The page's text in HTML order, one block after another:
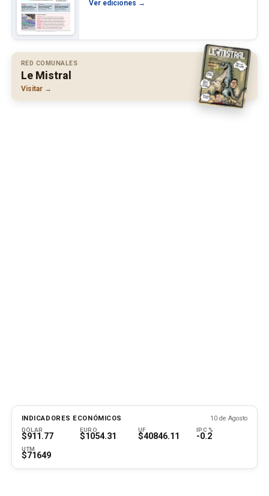
Ver ediciones →
RED COMUNALES
Le Mistral
Visitar →
INDICADORES ECONÓMICOS 10 de Agosto
DÓLAR
$911.77
EURO
$1054.31
UF
$40846.11
IPC %
-0.2
UTM
$71649